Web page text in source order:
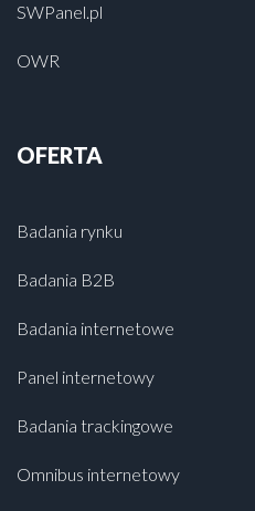
SWPanel.pl
OWR
OFERTA
Badania rynku
Badania B2B
Badania internetowe
Panel internetowy
Badania trackingowe
Omnibus internetowy